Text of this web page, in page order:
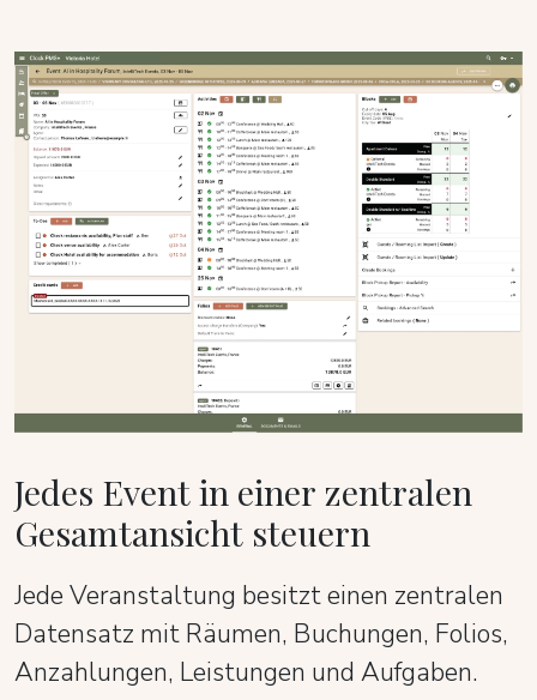
Jedes Event in einer zentralen
Gesamtansicht steuern
Jede Veranstaltung besitzt einen zentralen
Datensatz mit Räumen, Buchungen, Folios,
Anzahlungen, Leistungen und Aufgaben.